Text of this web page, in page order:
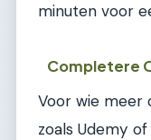
minuten voor
Completere
Voor wie meer
zoals Udemy